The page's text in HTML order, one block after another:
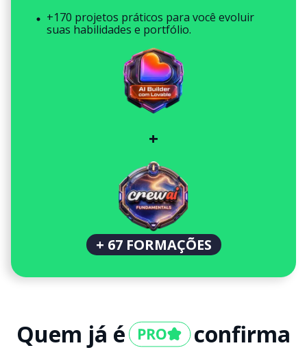
+170 projetos práticos para você evoluir
suas habilidades e portfólio.
+
+ 67 FORMAÇÕES
Quem já é confirma